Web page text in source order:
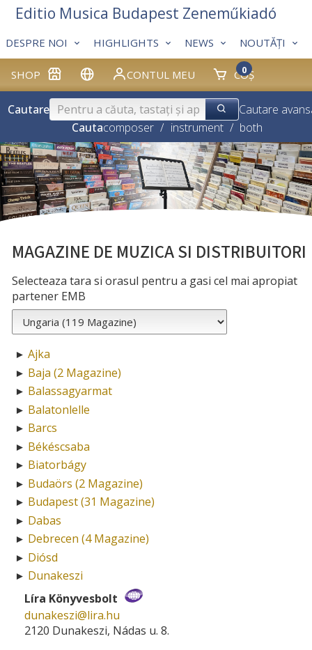
SHOP CONTUL MEU COȘ
0
DESPRE NOI HIGHLIGHTS NEWS NOUTĂȚI
Editio Musica Budapest Zeneműkiadó
Cautare
Cautare
Cautacomposer / instrument / both
MAGAZINE DE MUZICA SI DISTRIBUITORI
Selecteaza tara si orasul pentru a gasi cel mai apropiat
partener EMB
► Ajka
► Baja (2 Magazine)
► Balassagyarmat
► Balatonlelle
► Barcs
► Békéscsaba
► Biatorbágy
► Budaörs (2 Magazine)
► Budapest (31 Magazine)
► Dabas
► Debrecen (4 Magazine)
► Diósd
► Dunakeszi
Líra Könyvesbolt
dunakeszi­@­lira.hu
2120 Dunakeszi, Nádas u. 8.